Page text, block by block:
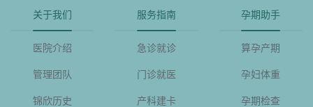
关于我们
医院介绍
管理团队
锦欣历史
服务指南
急诊就诊
门诊就医
产科建卡
孕期助手
算孕产期
孕妇体重
孕期检查